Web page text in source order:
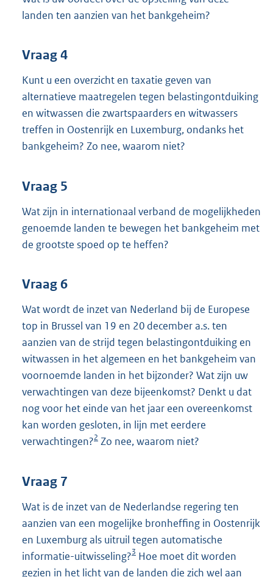
landen ten aanzien van het bankgeheim?
Vraag 4
Kunt u een overzicht en taxatie geven van
alternatieve maatregelen tegen belastingontduiking
en witwassen die zwartspaarders en witwassers
treffen in Oostenrijk en Luxemburg, ondanks het
bankgeheim? Zo nee, waarom niet?
Vraag 5
Wat zijn in internationaal verband de mogelijkheden
genoemde landen te bewegen het bankgeheim met
de grootste spoed op te heffen?
Vraag 6
Wat wordt de inzet van Nederland bij de Europese
top in Brussel van 19 en 20 december a.s. ten
aanzien van de strijd tegen belastingontduiking en
witwassen in het algemeen en het bankgeheim van
voornoemde landen in het bijzonder? Wat zijn uw
verwachtingen van deze bijeenkomst? Denkt u dat
nog voor het einde van het jaar een overeenkomst
kan worden gesloten, in lijn met eerdere
verwachtingen?2 Zo nee, waarom niet?
Vraag 7
Wat is de inzet van de Nederlandse regering ten
aanzien van een mogelijke bronheffing in Oostenrijk
en Luxemburg als uitruil tegen automatische
informatie-uitwisseling?3 Hoe moet dit worden
gezien in het licht van de landen die zich wel aan